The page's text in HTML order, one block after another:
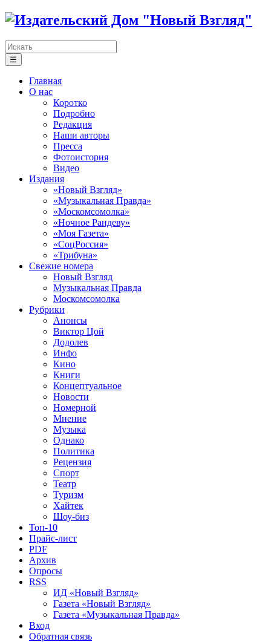
☰
Главная
О нас
Коротко
Подробно
Редакция
Наши авторы
Пресса
Фотоистория
Видео
Издания
«Новый Взгляд»
«Музыкальная Правда»
«Москомсомолка»
«Ночное Рандеву»
«Моя Газета»
«СоцРоссия»
«Трибуна»
Свежие номера
Новый Взгляд
Музыкальная Правда
Москомсомолка
Рубрики
Анонсы
Виктор Цой
Додолев
Инфо
Кино
Книги
Концептуальное
Новости
Номерной
Мнение
Музыка
Однако
Политика
Рецензия
Спорт
Театр
Туризм
Хайтек
Шоу-биз
Топ-10
Прайс-лист
PDF
Архив
Опросы
RSS
ИД «Новый Взгляд»
Газета «Новый Взгляд»
Газета «Музыкальная Правда»
Вход
Обратная связь